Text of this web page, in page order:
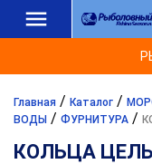
Главная / Каталог /
ВОДЫ / ФУРНИТУРА /
КОЛЬЦА